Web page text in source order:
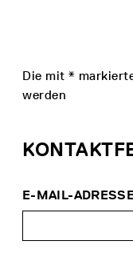
Die mit *
werden
E-MAIL-